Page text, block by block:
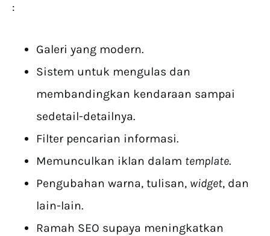
:
Galeri yang modern.
Sistem untuk mengulas dan
membandingkan kendaraan sampai
sedetail-detailnya.
Filter pencarian informasi.
Memunculkan iklan dalam template.
Pengubahan warna, tulisan, widget, dan
lain-lain.
Ramah SEO supaya meningkatkan